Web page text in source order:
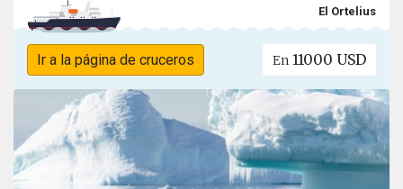
El Ortelius
Ir a la página de cruceros En 11000 USD